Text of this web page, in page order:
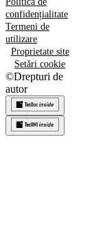
confidențialitate
Termeni de
utilizare
Proprietate site
Setări cookie
©Drepturi de
autor